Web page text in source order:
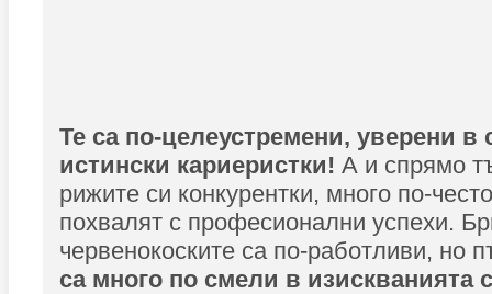
Те са по-целеустремени, уверени в
истински кариеристки! А и спрямо
рижите си конкурентки, много по-
похвалят с професионални успехи.
червенокоските са по-работливи, но
са много по смели в изискванията